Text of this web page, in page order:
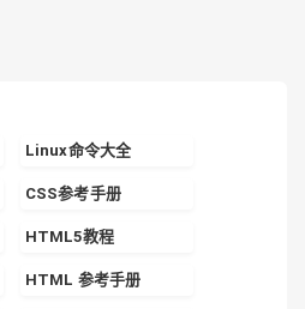
Linux命令大全
CSS参考手册
HTML5教程
HTML 参考手册